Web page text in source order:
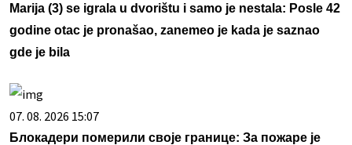
Marija (3) se igrala u dvorištu i samo je nestala: Posle 42
godine otac je pronašao, zanemeo je kada je saznao
gde je bila
07. 08. 2026 15:07
Блокадери померили своје границе: За пожаре је